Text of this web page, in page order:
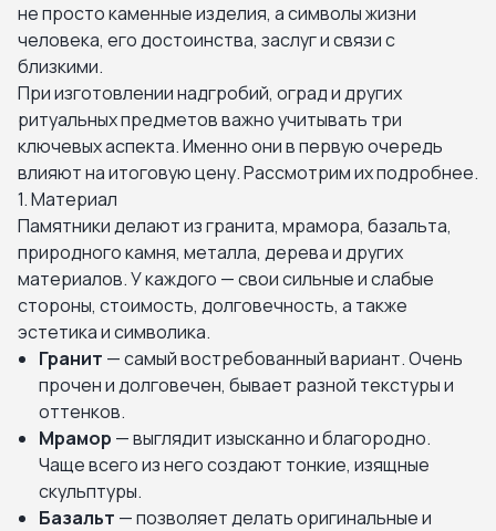
не просто каменные изделия, а символы жизни
человека, его достоинства, заслуг и связи с
близкими.
При изготовлении надгробий, оград и других
ритуальных предметов важно учитывать три
ключевых аспекта. Именно они в первую очередь
влияют на итоговую цену. Рассмотрим их подробнее.
1. Материал
Памятники делают из гранита, мрамора, базальта,
природного камня, металла, дерева и других
материалов. У каждого — свои сильные и слабые
стороны, стоимость, долговечность, а также
эстетика и символика.
Гранит — самый востребованный вариант. Очень
прочен и долговечен, бывает разной текстуры и
оттенков.
Мрамор — выглядит изысканно и благородно.
Чаще всего из него создают тонкие, изящные
скульптуры.
Базальт — позволяет делать оригинальные и